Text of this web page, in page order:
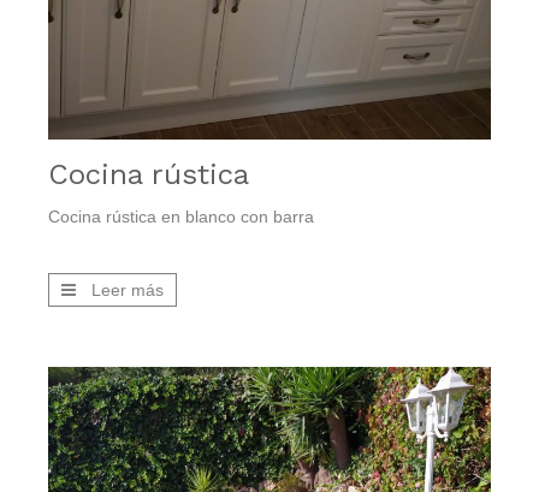
Cocina rústica
Cocina rústica en blanco con barra
Leer más